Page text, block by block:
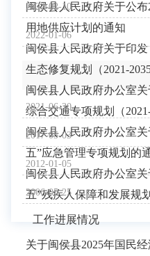
闽侯县人民政府关于公
用地供应计划的通知
闽侯县人民政府关于印
生态修复规划（2021-
闽侯县人民政府办公室
综合交通专项规划（
闽侯县人民政府办公室
五”应急管理专项规划的
闽侯县人民政府办公室
五”残疾人保障和发展规
工作进展情况
关于闽侯县2025年国民
2023-02-10
2022-01-06
2021-06-30
2017-05-03
2012-01-05
2006-05-25